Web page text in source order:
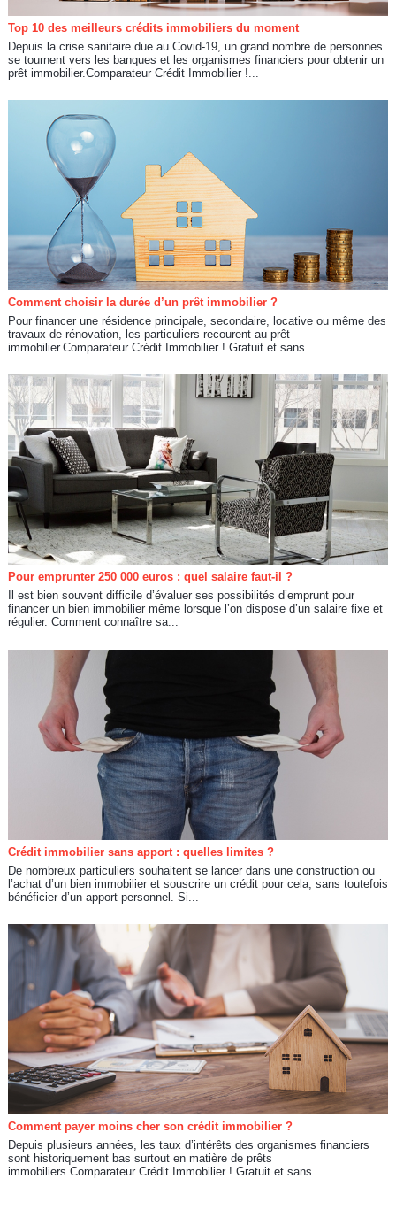
Top 10 des meilleurs crédits immobiliers du moment
Depuis la crise sanitaire due au Covid-19, un grand nombre de personnes
se tournent vers les banques et les organismes financiers pour obtenir un
prêt immobilier.Comparateur Crédit Immobilier !...
Comment choisir la durée d’un prêt immobilier ?
Pour financer une résidence principale, secondaire, locative ou même des
travaux de rénovation, les particuliers recourent au prêt
immobilier.Comparateur Crédit Immobilier ! Gratuit et sans...
Pour emprunter 250 000 euros : quel salaire faut-il ?
Il est bien souvent difficile d’évaluer ses possibilités d’emprunt pour
financer un bien immobilier même lorsque l’on dispose d’un salaire fixe et
régulier. Comment connaître sa...
Crédit immobilier sans apport : quelles limites ?
De nombreux particuliers souhaitent se lancer dans une construction ou
l’achat d’un bien immobilier et souscrire un crédit pour cela, sans toutefois
bénéficier d’un apport personnel. Si...
Comment payer moins cher son crédit immobilier ?
Depuis plusieurs années, les taux d’intérêts des organismes financiers
sont historiquement bas surtout en matière de prêts
immobiliers.Comparateur Crédit Immobilier ! Gratuit et sans...